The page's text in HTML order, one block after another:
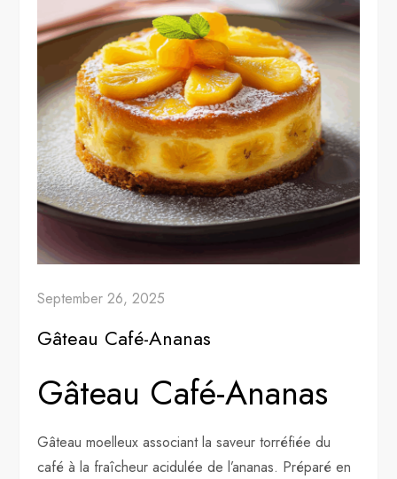
September 26, 2025
Gâteau Café-Ananas
Gâteau Café-Ananas
Gâteau moelleux associant la saveur torréfiée du
café à la fraîcheur acidulée de l’ananas. Préparé en